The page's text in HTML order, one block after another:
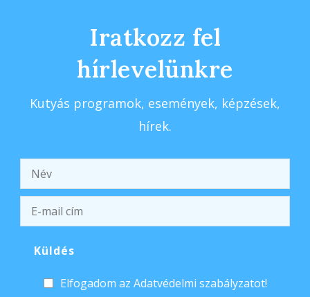
Iratkozz fel
hírlevelünkre
Kutyás programok, események, képzések,
hírek.
Elfogadom az Adatvédelmi szabályzatot!